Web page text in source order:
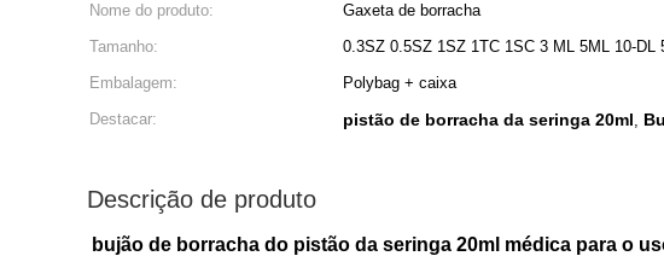
Nome do produto:
Gaxeta de borracha
Tamanho:
0.3SZ 0.5SZ 1SZ 1TC 1SC 3 ML 5ML 10-DL
Embalagem:
Polybag + caixa
Destacar:
pistão de borracha da seringa 20ml,
Descrição de produto
bujão de borracha do pistão da seringa 20ml médica para o